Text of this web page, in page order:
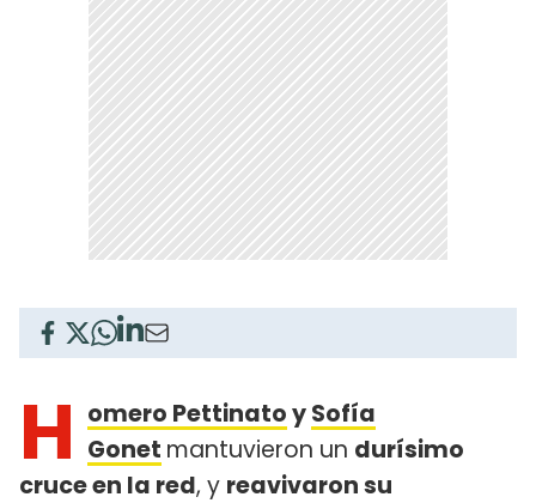
H omero PettinatoySofía
Gonet mantuvieron un durísimo
cruce en la red, y reavivaron su